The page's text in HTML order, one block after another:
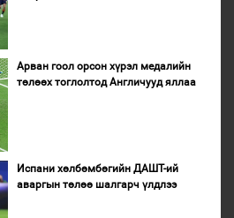
Арван гоол орсон хүрэл медалийн
төлөөх тоглолтод Англичууд яллаа
Испани хөлбөмбөгийн ДАШТ-ий
аваргын төлөө шалгарч үлдлээ